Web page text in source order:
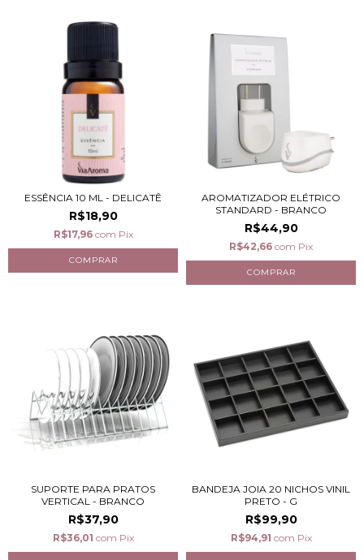
ESSÊNCIA 10 ML - DELICATÊ
R$18,90
R$17,96 com Pix
AROMATIZADOR ELÉTRICO
STANDARD - BRANCO
R$44,90
R$42,66 com Pix
SUPORTE PARA PRATOS
VERTICAL - BRANCO
R$37,90
R$36,01 com Pix
BANDEJA JOIA 20 NICHOS VINIL
PRETO - G
R$99,90
R$94,91 com Pix